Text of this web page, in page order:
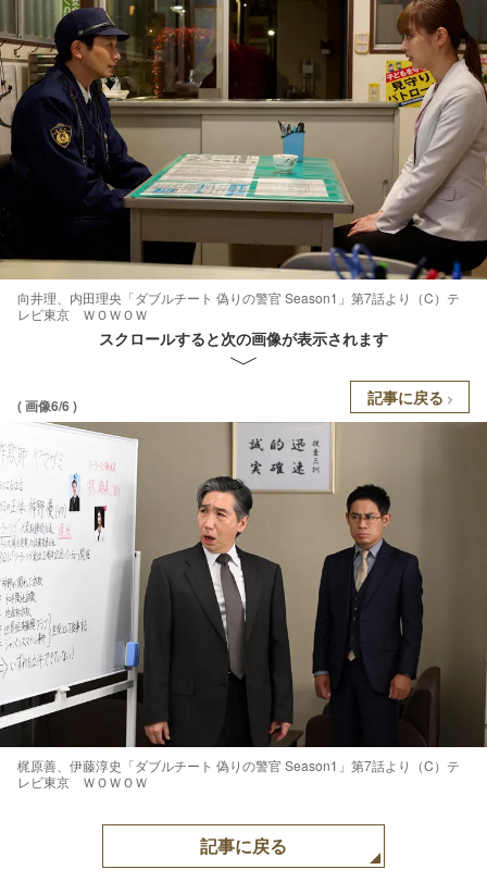
向井理、内田理央「ダブルチート 偽りの警官 Season1」第7話より（C）テ
レビ東京 ＷＯＷＯＷ
スクロールすると次の画像が表示されます
( 画像6/6 ) 記事に戻る
梶原善、伊藤淳史「ダブルチート 偽りの警官 Season1」第7話より（C）テ
レビ東京 ＷＯＷＯＷ
記事に戻る